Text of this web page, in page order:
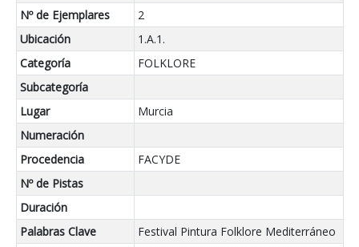
Nº de Ejemplares
2
Ubicación
1.A.1.
Categoría
FOLKLORE
Subcategoría
Lugar
Murcia
Numeración
Procedencia
FACYDE
Nº de Pistas
Duración
Palabras Clave
Festival Pintura Folklore Mediterráneo